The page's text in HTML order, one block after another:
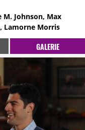
M. Johnson, Max
Lamorne Morris
GALERIE